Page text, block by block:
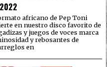
africano de Pep Toni
en nuestro disco favorito de
y juegos de voces marca
y rebosantes de
en